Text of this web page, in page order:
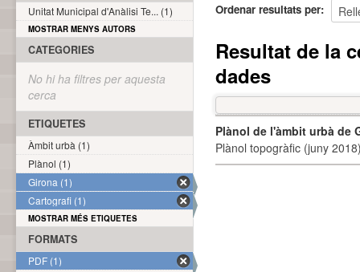
Ordenar resultats per
Resultat de la
dades
Plànol de l'àmbit urbà de
Plànol topogràfic (juny
Unitat Municipal d'Anàlisi Te... (1)
MOSTRAR MENYS AUTORS
CATEGORIES
No hi ha filtres per aquesta
cerca
ETIQUETES
Àmbit urbà (1)
Plànol (1)
Girona (1)
Cartografi (1)
MOSTRAR MÉS ETIQUETES
FORMATS
PDF (1)